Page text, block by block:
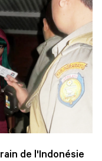
de l'Indonésie